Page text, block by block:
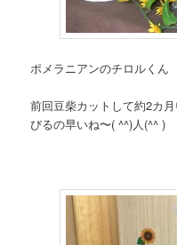
ポメラニアンのチロルくん
前回豆柴カットして約2カ
びるの早いね〜( ^^)人(^^ )